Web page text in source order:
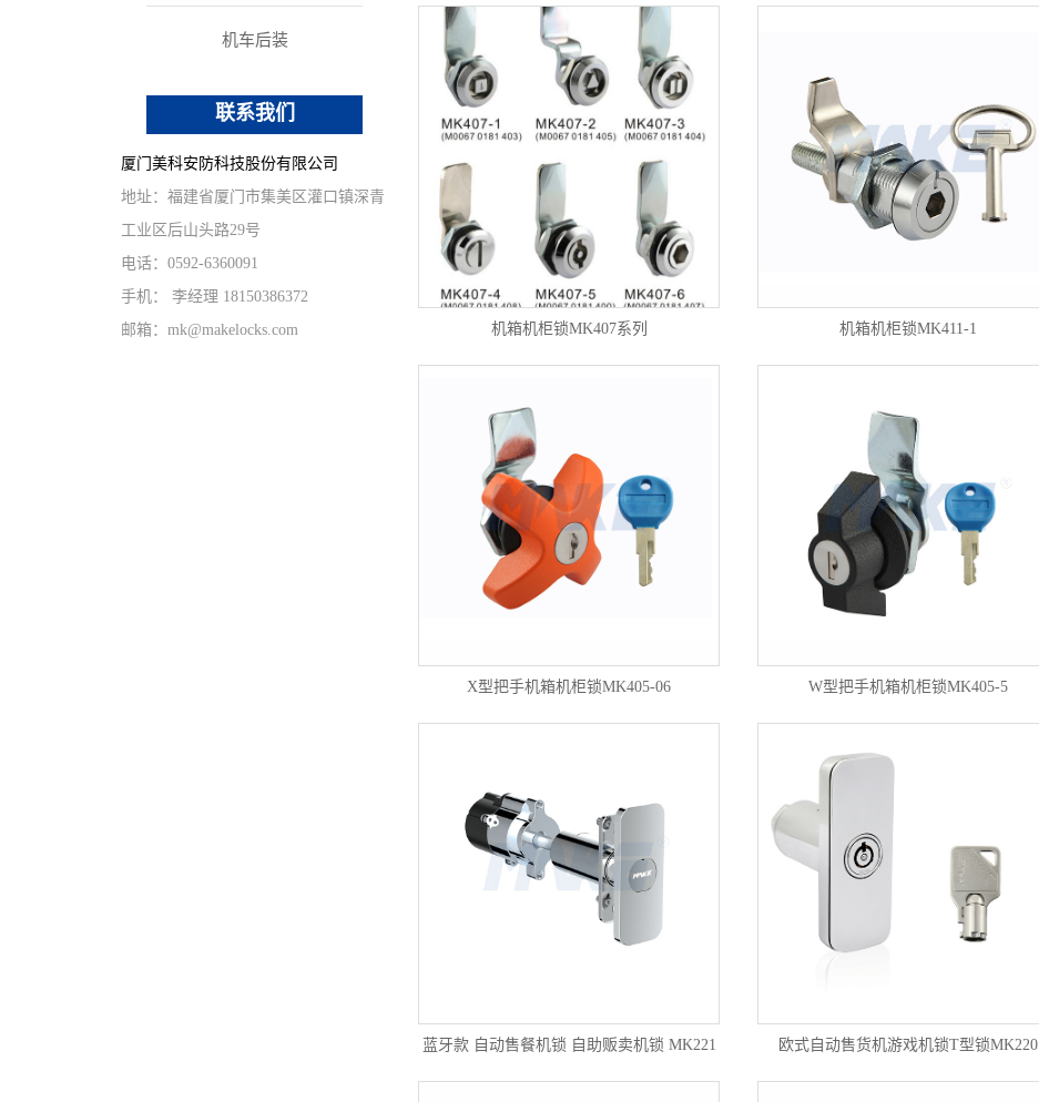
机车后装
联系我们
厦门美科安防科技股份有限公司
地址：福建省厦门市集美区灌口镇深青
工业区后山头路29号
电话：0592-6360091
手机： 李经理 18150386372
邮箱：mk@makelocks.com
机箱机柜锁MK407系列 机箱机柜锁MK411-1
X型把手机箱机柜锁MK405-06 W型把手机箱机柜锁MK405-5
蓝牙款 自动售餐机锁 自助贩卖机锁 MK221 欧式自动售货机游戏机锁T型锁MK220